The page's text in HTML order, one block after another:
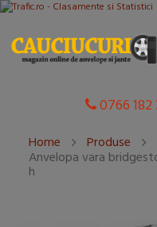
0766 182
Home Produse
Anvelopa vara
h